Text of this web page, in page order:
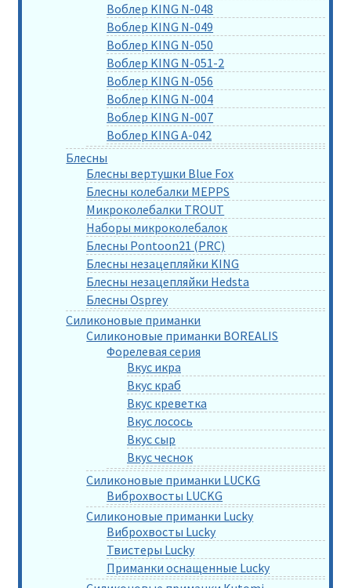
Воблер KING N-048
Воблер KING N-049
Воблер KING N-050
Воблер KING N-051-2
Воблер KING N-056
Воблер KING N-004
Воблер KING N-007
Воблер KING A-042
Блесны
Блесны вертушки Blue Fox
Блесны колебалки MEPPS
Микроколебалки TROUT
Наборы микроколебалок
Блесны Pontoon21 (PRC)
Блесны незацепляйки KING
Блесны незацепляйки Hedsta
Блесны Osprey
Силиконовые приманки
Силиконовые приманки BOREALIS
Форелевая серия
Вкус икра
Вкус краб
Вкус креветка
Вкус лосось
Вкус сыр
Вкус чеснок
Силиконовые приманки LUCKG
Виброхвосты LUCKG
Силиконовые приманки Lucky
Виброхвосты Lucky
Твистеры Lucky
Приманки оснащенные Lucky